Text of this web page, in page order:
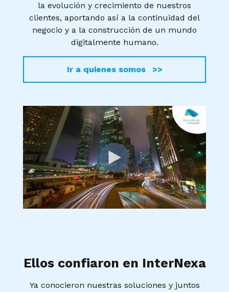
la evolución y crecimiento de nuestros
clientes, aportando así a la continuidad del
negocio y a la construcción de un mundo
digitalmente humano.
Ir a quienes somos >>
Ellos confiaron en InterNexa
Ya conocieron nuestras soluciones y juntos